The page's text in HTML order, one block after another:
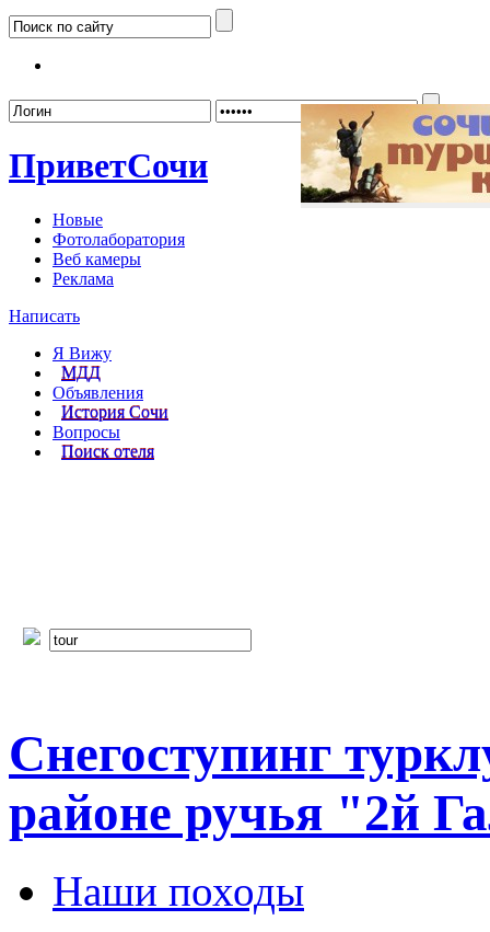
ПриветСочи
Новые
Фотолаборатория
Веб камеры
Реклама
Написать
Я Вижу
МДД
Объявления
История Сочи
Вопросы
Поиск отеля
Снегоступинг
районе ручья "2й
Наши походы